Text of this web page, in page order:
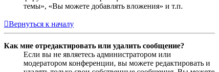
темы», «Вы можете добавлять вложения» и т.п.
Вернуться к началу
Как мне отредактировать или удалить сообщение?
Если вы не являетесь администратором или
модератором конференции, вы можете редактировать и